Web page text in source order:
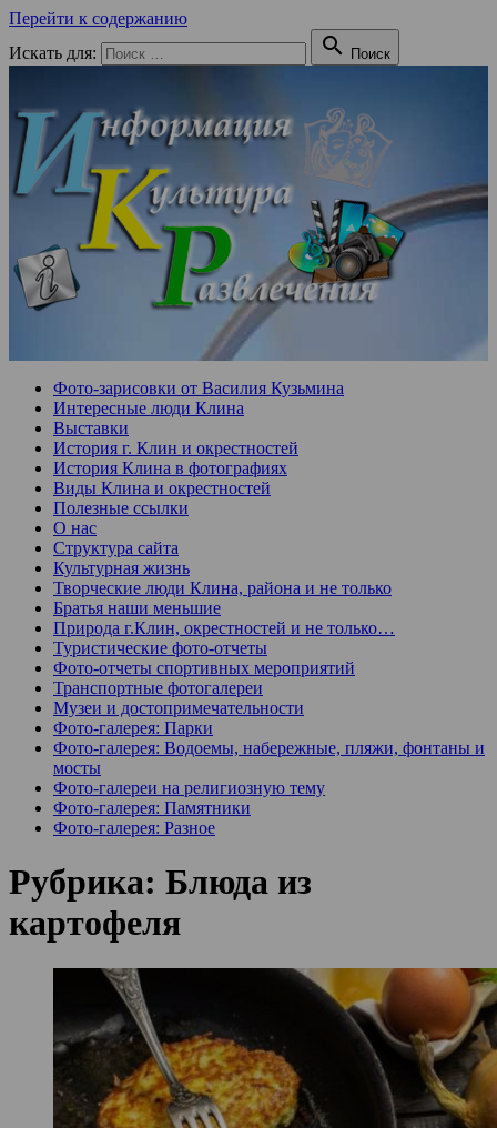
Перейти к содержанию
Искать для:
 Поиск
Фото-зарисовки от Василия Кузьмина
Интересные люди Клина
Выставки
История г. Клин и окрестностей
История Клина в фотографиях
Виды Клина и окрестностей
Полезные ссылки
О нас
Структура сайта
Культурная жизнь
Творческие люди Клина, района и не только
Братья наши меньшие
Природа г.Клин, окрестностей и не только…
Туристические фото-отчеты
Фото-отчеты спортивных мероприятий
Транспортные фотогалереи
Музеи и достопримечательности
Фото-галерея: Парки
Фото-галерея: Водоемы, набережные, пляжи, фонтаны и
мосты
Фото-галереи на религиозную тему
Фото-галерея: Памятники
Фото-галерея: Разное
Рубрика: Блюда из
картофеля